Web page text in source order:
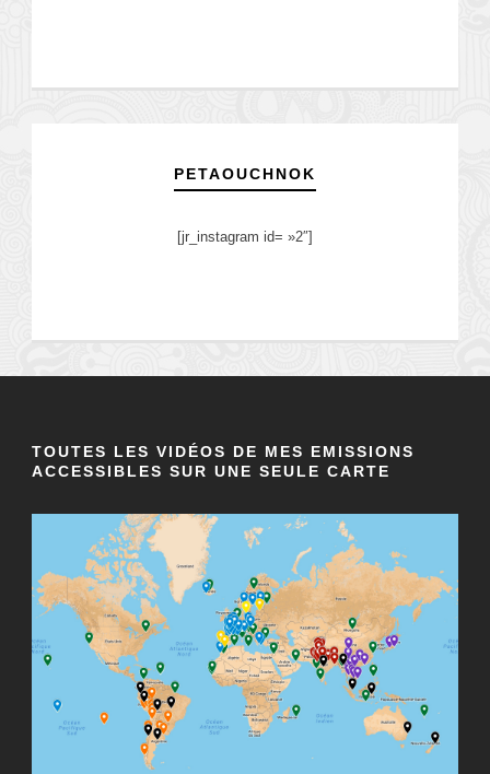
PETAOUCHNOK
[jr_instagram id= »2″]
TOUTES LES VIDÉOS DE MES EMISSIONS
ACCESSIBLES SUR UNE SEULE CARTE